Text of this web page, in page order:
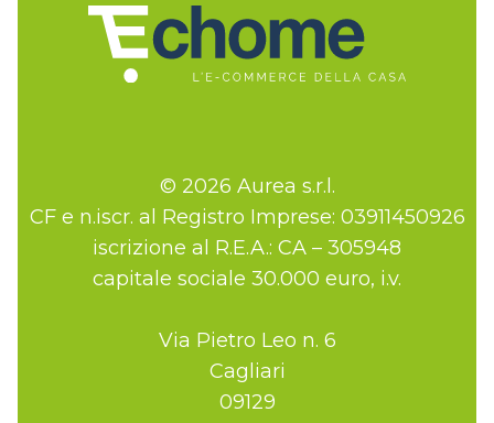
© 2026 Aurea s.r.l.
CF e n.iscr. al Registro Imprese: 03911450926
iscrizione al R.E.A.: CA – 305948
capitale sociale 30.000 euro, i.v.
Via Pietro Leo n. 6
Cagliari
09129